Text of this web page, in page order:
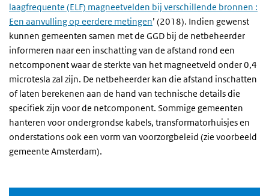
laagfrequente (ELF) magneetvelden bij verschillende bronnen :
Een aanvulling op eerdere metingen’ (2018). Indien gewenst
kunnen gemeenten samen met de GGD bij de netbeheerder
informeren naar een inschatting van de afstand rond een
netcomponent waar de sterkte van het magneetveld onder 0,4
microtesla zal zijn. De netbeheerder kan die afstand inschatten
of laten berekenen aan de hand van technische details die
specifiek zijn voor de netcomponent. Sommige gemeenten
hanteren voor ondergrondse kabels, transformatorhuisjes en
onderstations ook een vorm van voorzorgbeleid (zie voorbeeld
gemeente Amsterdam).